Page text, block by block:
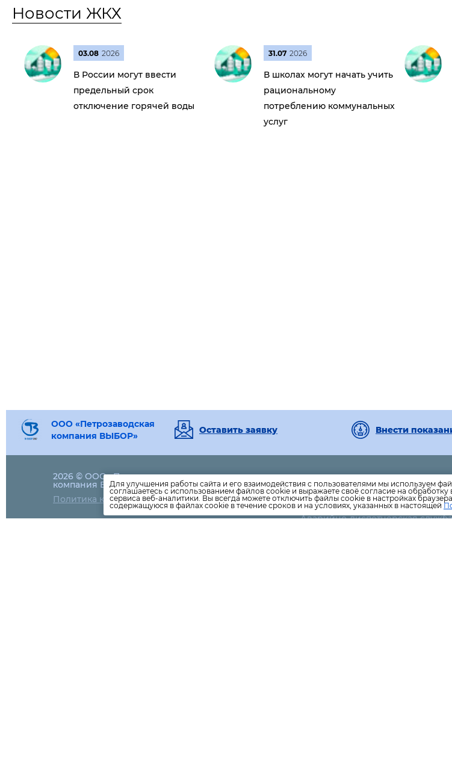
Новости ЖКХ
03.08 2026
В России могут ввести
предельный срок
отключение горячей воды
31.07 2026
В школах могут начать учить
рациональному
потреблению коммунальных
услуг
ООО «Петрозаводская
компания ВЫБОР»
Оставить заявку Внести
2026 © ООО «Петрозаводская
компания ВЫБОР»
Политика конфиденциальности
info@viborptz.ru
Единая дежурно-диспетчерская
Аварийно-диспетчерская
ПКС -Тепловые сети
​Аварийно-диспетчерская служба
Для улучшения работы сайта и его взаимодействия с пользователями мы используем
соглашаетесь с использованием файлов cookie и выражаете своё согласие на
сервиса веб-аналитики. Вы всегда можете отключить файлы cookie в настройках
содержащуюся в файлах cookie в течение сроков и на условиях, указанных в настоящей